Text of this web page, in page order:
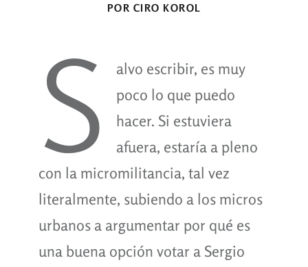
POR CIRO KOROL
S
alvo escribir, es muy
poco lo que puedo
hacer. Si estuviera
afuera, estaría a pleno
con la micromilitancia, tal vez
literalmente, subiendo a los micros
urbanos a argumentar por qué es
una buena opción votar a Sergio